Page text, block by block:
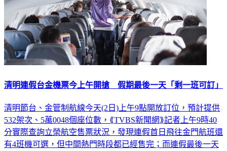
清明連假台金機票今上午開搶 假期最後一天「剩一班可訂」
清明節台、金管制航線今天(2日)上午9點開放訂位，預計提供
532架次、5萬0048個座位數，⟪TVBS新聞網⟫記者上午9時40
分實際查詢立榮航空售票狀況，發現連假首日飛往金門航班還
有4班機可選，但中間熱門時段都已經售完；而連假最後一天